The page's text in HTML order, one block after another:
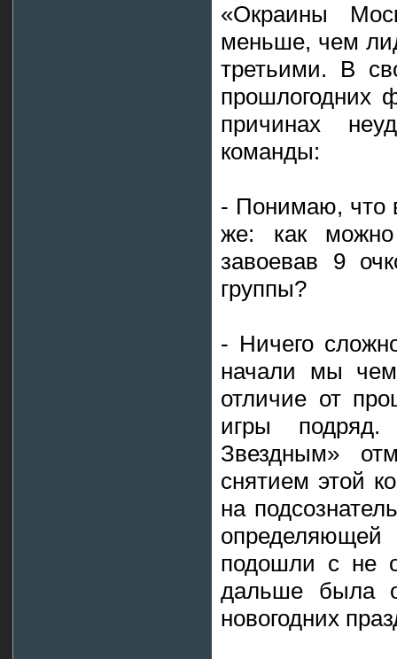
«Окраины
меньше, чем
третьими. В
прошлогодних
причинах
команды:
- Понимаю, что
же: как можно
завоевав 9
группы?
- Ничего
начали мы
отличие от
игры
Звездным»
снятием этой
на
подошли с не
дальше была
новогодних